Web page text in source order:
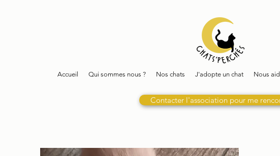
Accueil Qui sommes nous ? Nos chats J'adopte un chat Nous
Contacter l'association pour me